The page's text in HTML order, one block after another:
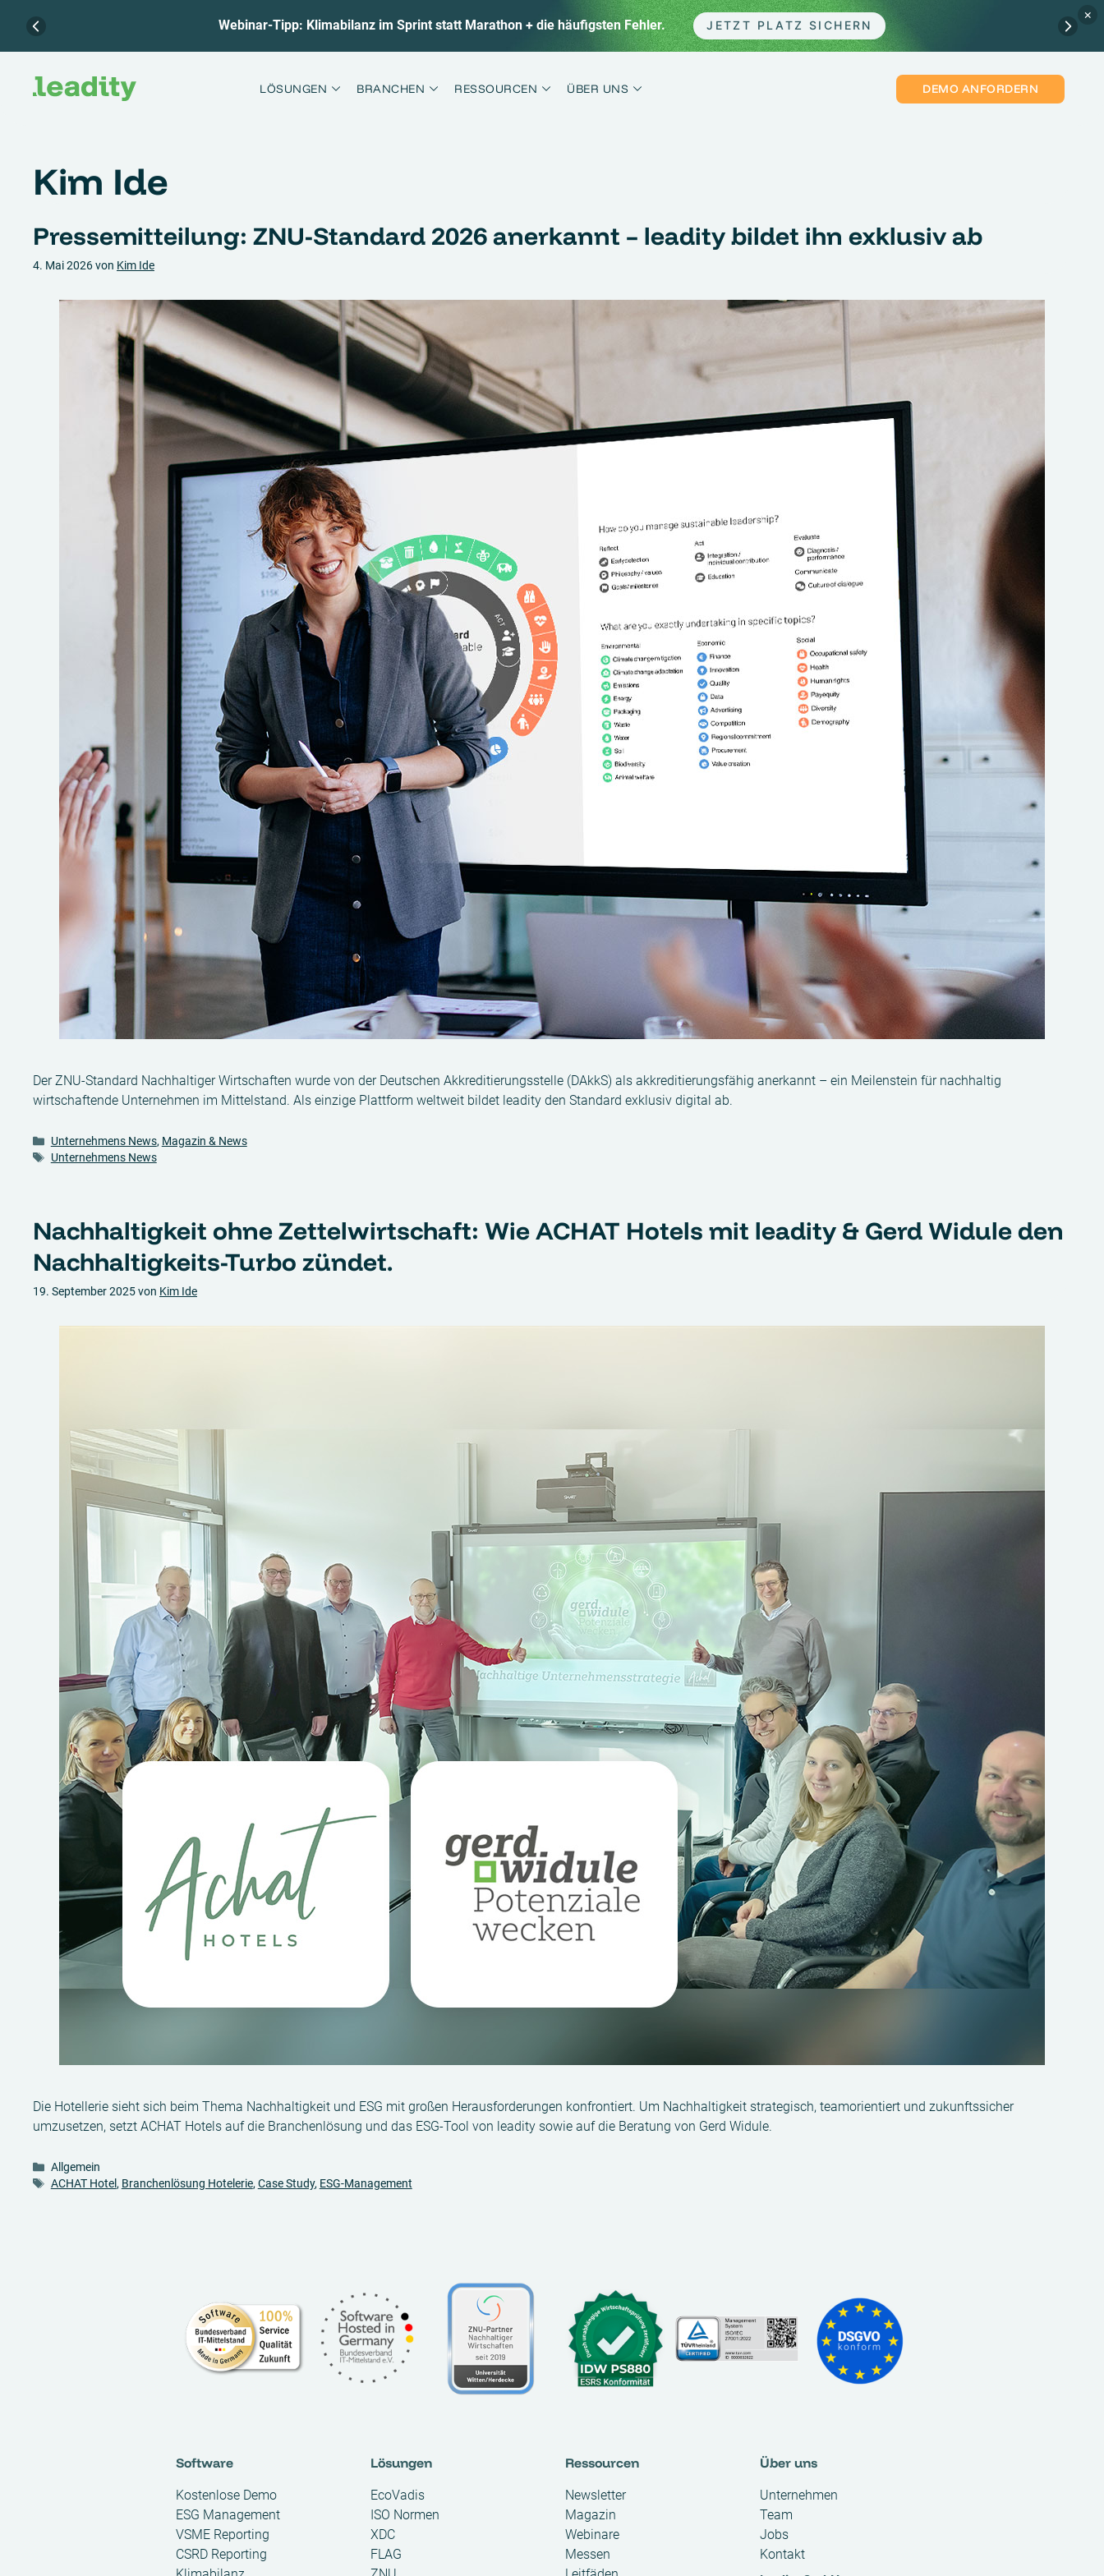
Webinar-Tipp: Klimabilanz im Sprint statt Marathon + die häufigsten Fehler. JETZT PLATZ SICHERN
×
springen
LÖSUNGEN BRANCHEN RESSOURCEN ÜBER UNS DEMO ANFORDERN
Kim Ide
Pressemitteilung: ZNU-Standard 2026 anerkannt – leadity bildet ihn exklusiv ab
4. Mai 2026von Kim Ide
Der ZNU-Standard Nachhaltiger Wirtschaften wurde von der Deutschen Akkreditierungsstelle (DAkkS) als akkreditierungsfähig anerkannt – ein Meilenstein für nachhaltig
wirtschaftende Unternehmen im Mittelstand. Als einzige Plattform weltweit bildet leadity den Standard exklusiv digital ab.
Kategorien
Unternehmens News, Magazin & News
Schlagwörter
Unternehmens News
Nachhaltigkeit ohne Zettelwirtschaft: Wie ACHAT Hotels mit leadity & Gerd Widule den
Nachhaltigkeits-Turbo zündet.
19. September 2025von Kim Ide
Die Hotellerie sieht sich beim Thema Nachhaltigkeit und ESG mit großen Herausforderungen konfrontiert. Um Nachhaltigkeit strategisch, teamorientiert und zukunftssicher
umzusetzen, setzt ACHAT Hotels auf die Branchenlösung und das ESG-Tool von leadity sowie auf die Beratung von Gerd Widule.
Kategorien
Allgemein
Schlagwörter
ACHAT Hotel , Branchenlösung Hotelerie, Case Study, ESG-Management
Software
Kostenlose Demo
ESG Management
VSME Reporting
CSRD Reporting
Lösungen
EcoVadis
ISO Normen
XDC
FLAG
Ressourcen
Newsletter
Magazin
Webinare
Messen
Über uns
Unternehmen
Team
Jobs
Kontakt